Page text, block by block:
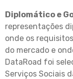
Diplomático e
representações
onde os
do mercado e
DataRoad foi
Serviços Sociais